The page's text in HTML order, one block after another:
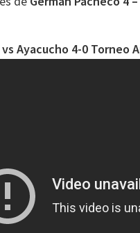
Ayacucho 4-0 Torneo